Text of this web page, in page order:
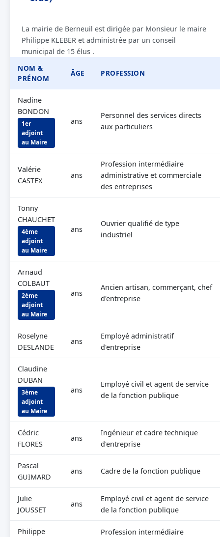
La mairie de Berneuil est dirigée par Monsieur le maire
Philippe KLEBER et administrée par un conseil
municipal de 15 élus .
NOM &
PRÉNOM
ÂGE PROFESSION
Nadine
BONDON
1er
adjoint
au Maire
ans
Personnel des services directs
aux particuliers
Valérie
CASTEX
ans
Profession intermédiaire
administrative et commerciale
des entreprises
Tonny
CHAUCHET
4ème
adjoint
au Maire
ans
Ouvrier qualifié de type
industriel
Arnaud
COLBAUT
2ème
adjoint
au Maire
ans
Ancien artisan, commerçant, chef
d'entreprise
Roselyne
DESLANDE
ans
Employé administratif
d'entreprise
Claudine
DUBAN
3ème
adjoint
au Maire
ans
Employé civil et agent de service
de la fonction publique
Cédric
FLORES
ans
Ingénieur et cadre technique
d'entreprise
Pascal
GUIMARD
ans Cadre de la fonction publique
Julie
JOUSSET
ans
Employé civil et agent de service
de la fonction publique
Philippe
Profession intermédiaire